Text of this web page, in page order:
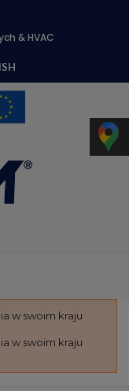
& HVAC
w swoim kraju
w swoim kraju